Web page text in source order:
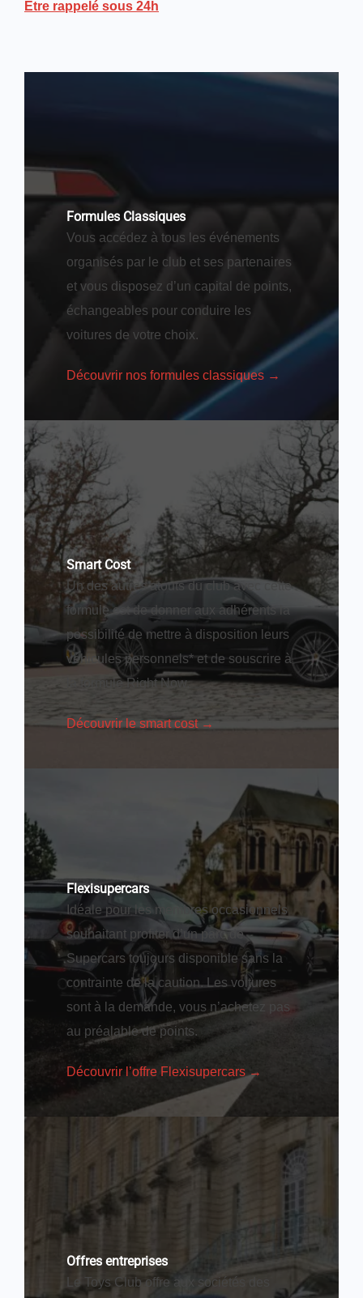
Être rappelé sous 24h
Formules Classiques
Vous accédez à tous les événements
organisés par le club et ses partenaires
et vous disposez d’un capital de points,
échangeables pour conduire les
voitures de votre choix.
Découvrir nos formules classiques →
Smart Cost
Un des autres atouts du club avec cette
formule est de donner aux adhérents la
possibilité de mettre à disposition leurs
véhicules personnels* et de souscrire à
la formule Right Now.
Découvrir le smart cost →
Flexisupercars
Idéale pour les membres occasionnels
souhaitant profiter d’un parc de
Supercars toujours disponible sans la
contrainte de la caution. Les voitures
sont à la demande, vous n’achetez pas
au préalable de points.
Découvrir l’offre Flexisupercars →
Offres entreprises
Le Toys Club offre aux sociétés des